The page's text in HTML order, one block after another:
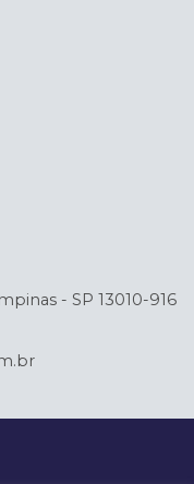
- SP 13010-916